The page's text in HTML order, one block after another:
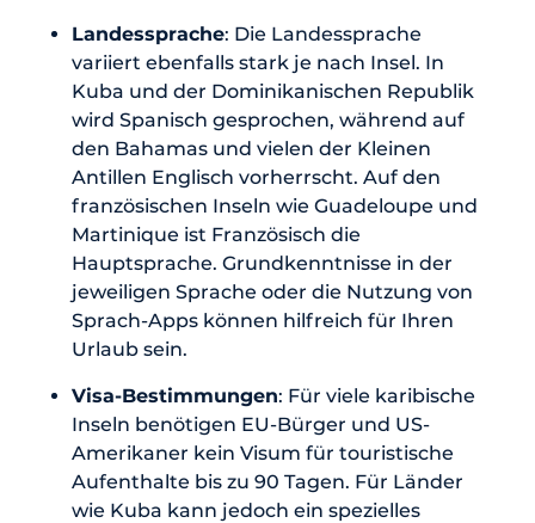
Landessprache: Die Landessprache
variiert ebenfalls stark je nach Insel. In
Kuba und der Dominikanischen Republik
wird Spanisch gesprochen, während auf
den Bahamas und vielen der Kleinen
Antillen Englisch vorherrscht. Auf den
französischen Inseln wie Guadeloupe und
Martinique ist Französisch die
Hauptsprache. Grundkenntnisse in der
jeweiligen Sprache oder die Nutzung von
Sprach-Apps können hilfreich für Ihren
Urlaub sein.
Visa-Bestimmungen: Für viele karibische
Inseln benötigen EU-Bürger und US-
Amerikaner kein Visum für touristische
Aufenthalte bis zu 90 Tagen. Für Länder
wie Kuba kann jedoch ein spezielles